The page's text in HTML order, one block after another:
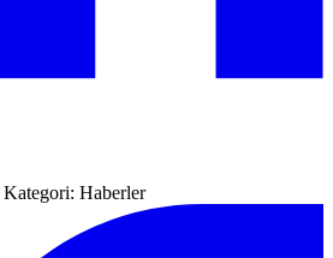
Kategori: Haberler